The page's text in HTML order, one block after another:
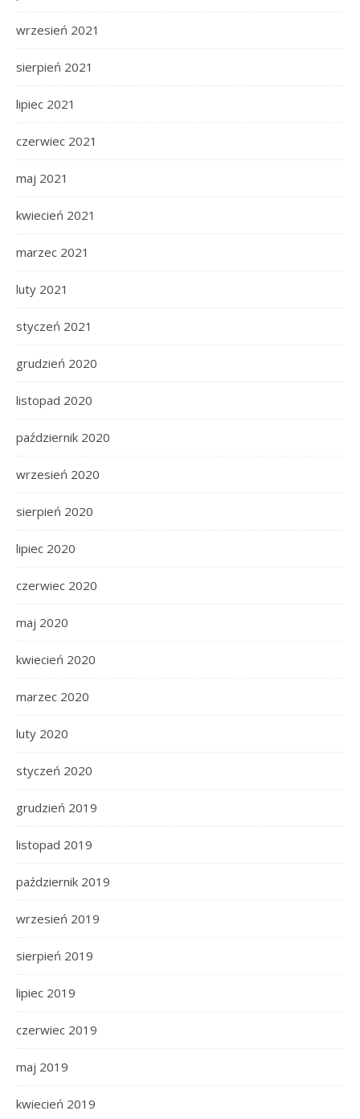
wrzesień 2021
sierpień 2021
lipiec 2021
czerwiec 2021
maj 2021
kwiecień 2021
marzec 2021
luty 2021
styczeń 2021
grudzień 2020
listopad 2020
październik 2020
wrzesień 2020
sierpień 2020
lipiec 2020
czerwiec 2020
maj 2020
kwiecień 2020
marzec 2020
luty 2020
styczeń 2020
grudzień 2019
listopad 2019
październik 2019
wrzesień 2019
sierpień 2019
lipiec 2019
czerwiec 2019
maj 2019
kwiecień 2019